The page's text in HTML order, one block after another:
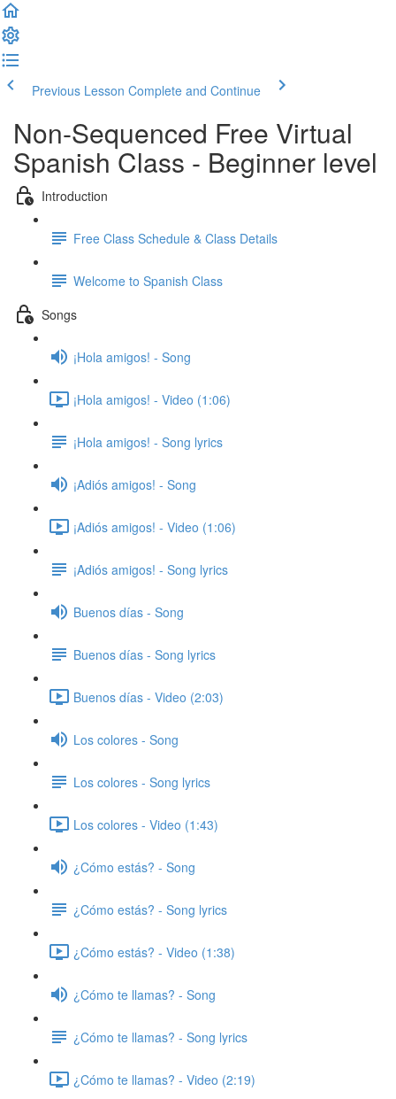
Previous Lesson Complete and Continue
Non-Sequenced Free Virtual
Spanish Class - Beginner level
Introduction
Free Class Schedule & Class Details
Welcome to Spanish Class
Songs
¡Hola amigos! - Song
¡Hola amigos! - Video (1:06)
¡Hola amigos! - Song lyrics
¡Adiós amigos! - Song
¡Adiós amigos! - Video (1:06)
¡Adiós amigos! - Song lyrics
Buenos días - Song
Buenos días - Song lyrics
Buenos días - Video (2:03)
Los colores - Song
Los colores - Song lyrics
Los colores - Video (1:43)
¿Cómo estás? - Song
¿Cómo estás? - Song lyrics
¿Cómo estás? - Video (1:38)
¿Cómo te llamas? - Song
¿Cómo te llamas? - Song lyrics
¿Cómo te llamas? - Video (2:19)